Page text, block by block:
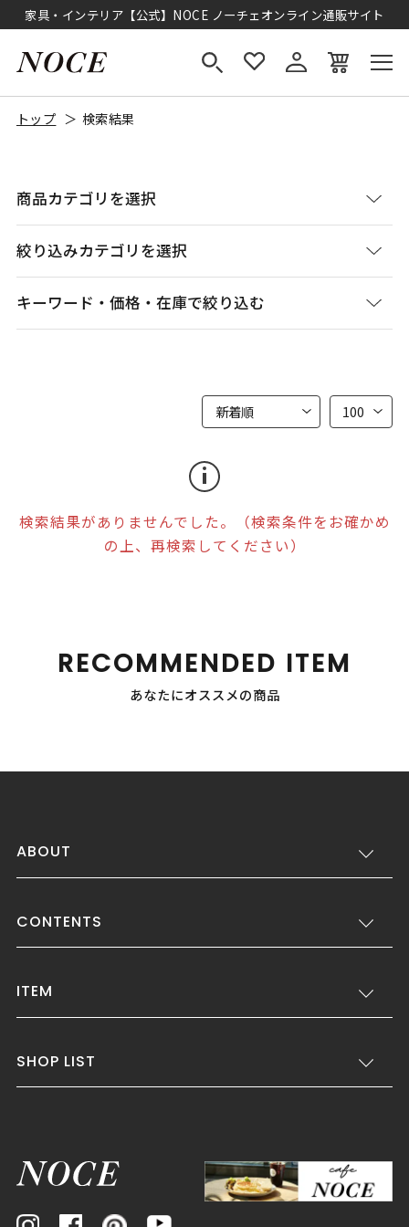
家具・インテリア【公式】NOCE ノーチェオンライン通販サイト
トップ 検索結果
商品カテゴリを選択
絞り込みカテゴリを選択
キーワード・価格・在庫で絞り込む
検索結果がありませんでした。（検索条件をお確かめ
の上、再検索してください）
RECOMMENDED ITEM
あなたにオススメの商品
ABOUT
CONTENTS
ITEM
SHOP LIST